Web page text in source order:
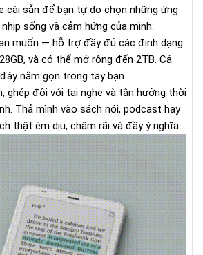
cài sẵn để bạn tự do chọn những ứng
sống và cảm hứng của mình.
muốn — hỗ trợ đầy đủ các định dạng
và có thể mở rộng đến 2TB. Cả
nằm gọn trong tay bạn.
ghép đôi với tai nghe và tận hưởng thời
Thả mình vào sách nói, podcast hay
thật êm dịu, chậm rãi và đầy ý nghĩa.